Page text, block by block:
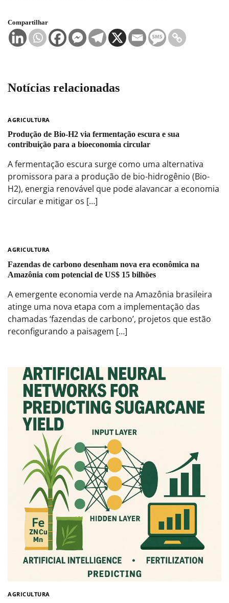
Compartilhar
Notícias relacionadas
AGRICULTURA
Produção de Bio-H2 via fermentação escura e sua
contribuição para a bioeconomia circular
A fermentação escura surge como uma alternativa
promissora para a produção de bio-hidrogênio (Bio-
H2), energia renovável que pode alavancar a economia
circular e mitigar os […]
AGRICULTURA
Fazendas de carbono desenham nova era econômica na
Amazônia com potencial de US$ 15 bilhões
A emergente economia verde na Amazônia brasileira
atinge uma nova etapa com a implementação das
chamadas ‘fazendas de carbono’, projetos que estão
reconfigurando a paisagem […]
AGRICULTURA